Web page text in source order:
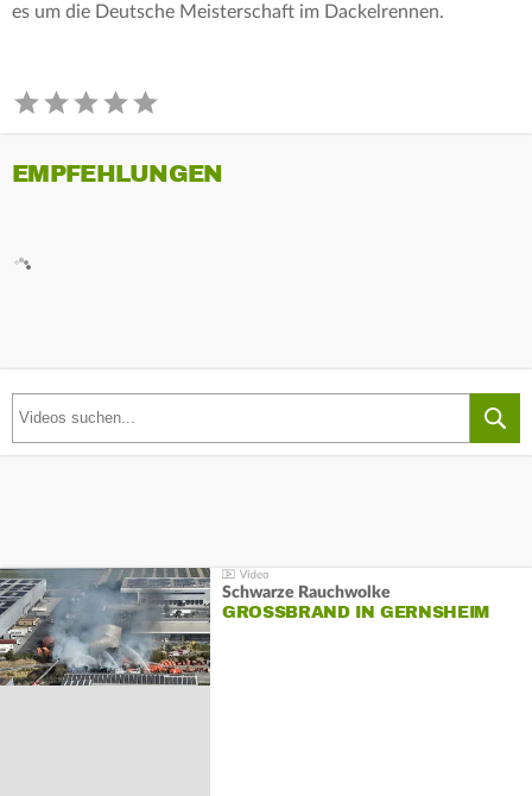
es um die Deutsche Meisterschaft im Dackelrennen.
EMPFEHLUNGEN
Schwarze Rauchwolke
GROSSBRAND IN GERNSHEIM